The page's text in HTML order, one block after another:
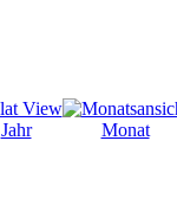
Jahr Monat